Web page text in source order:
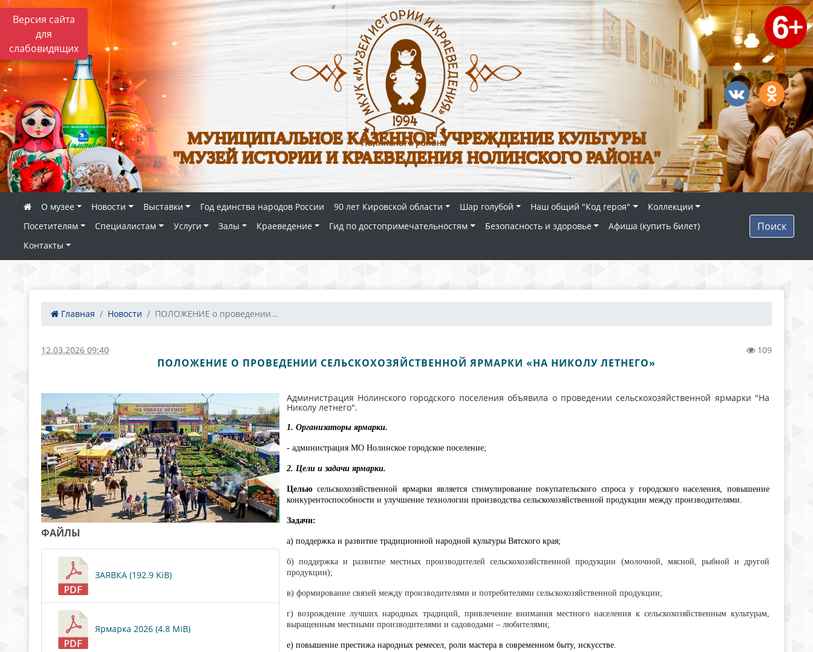
Версия сайта
для
слабовидящих
МУНИЦИПАЛЬНОЕ КАЗЕННОЕ УЧРЕЖДЕНИЕ КУЛЬТУРЫ
"МУЗЕЙ ИСТОРИИ И КРАЕВЕДЕНИЯ НОЛИНСКОГО РАЙОНА"
О музее Новости Выставки Год единства народов России 90 лет Кировской области Шар голубой Наш общий "Код героя"
Коллекции
Посетителям
Специалистам Услуги Залы Краеведение Гид по достопримечательностям Безопасность и здоровье
Афиша (купить билет)
Контакты
Поиск
Главная Новости ПОЛОЖЕНИЕ о проведении...
12.03.2026 09:40 109
ПОЛОЖЕНИЕ О ПРОВЕДЕНИИ СЕЛЬСКОХОЗЯЙСТВЕННОЙ ЯРМАРКИ «НА НИКОЛУ ЛЕТНЕГО»
ФАЙЛЫ
ЗАЯВКА (192.9 KiB)
Ярмарка 2026 (4.8 MiB)
Администрация Нолинского городского поселения объявила о проведении сельскохозяйственной ярмарки "На
Николу летнего".
1. Организаторы ярмарки.
- администрация МО Нолинское городское поселение;
2. Цели и задачи ярмарки.
Цельюсельскохозяйственной ярмарки является стимулирование покупательского спроса у городского населения, повышение
конкурентоспособности и улучшение технологии производства сельскохозяйственной продукции между производителями.
Задачи:
а) поддержка и развитие традиционной народной культуры Вятского края;
б) поддержка и развитие местных производителей сельскохозяйственной продукции (молочной, мясной, рыбной и другой
продукции);
в) формирование связей между производителями и потребителями сельскохозяйственной продукции;
г) возрождение лучших народных традиций, привлечение внимания местного населения к сельскохозяйственным культурам,
выращенным местными производителями и садоводами – любителями;
е) повышение престижа народных ремесел, роли мастера в современном быту, искусстве.